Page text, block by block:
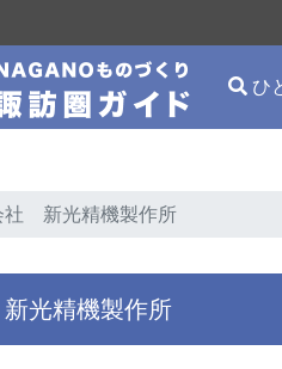
ひ
社 新光精機製作所
光精機製作所